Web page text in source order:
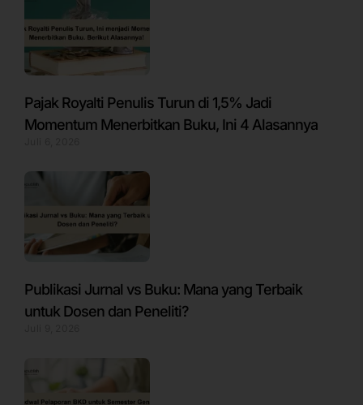
Pajak Royalti Penulis Turun di 1,5% Jadi
Momentum Menerbitkan Buku, Ini 4 Alasannya
Publikasi Jurnal vs Buku: Mana yang Terbaik
untuk Dosen dan Peneliti?